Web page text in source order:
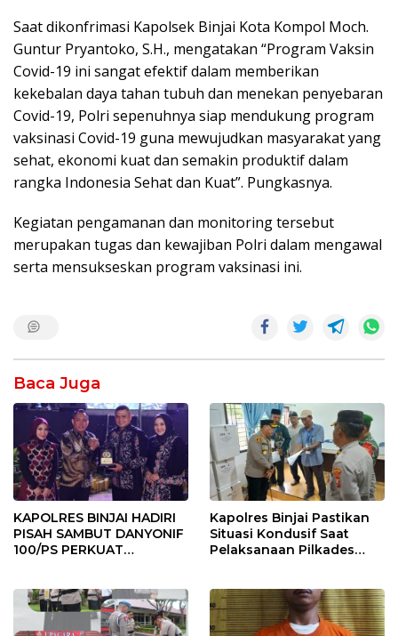
Saat dikonfrimasi Kapolsek Binjai Kota Kompol Moch.
Guntur Pryantoko, S.H., mengatakan “Program Vaksin
Covid-19 ini sangat efektif dalam memberikan
kekebalan daya tahan tubuh dan menekan penyebaran
Covid-19, Polri sepenuhnya siap mendukung program
vaksinasi Covid-19 guna mewujudkan masyarakat yang
sehat, ekonomi kuat dan semakin produktif dalam
rangka Indonesia Sehat dan Kuat”. Pungkasnya.
Kegiatan pengamanan dan monitoring tersebut
merupakan tugas dan kewajiban Polri dalam mengawal
serta mensukseskan program vaksinasi ini.
Baca Juga
KAPOLRES BINJAI HADIRI
PISAH SAMBUT DANYONIF
100/PS PERKUAT
Kapolres Binjai Pastikan
Situasi Kondusif Saat
Pelaksanaan Pilkades